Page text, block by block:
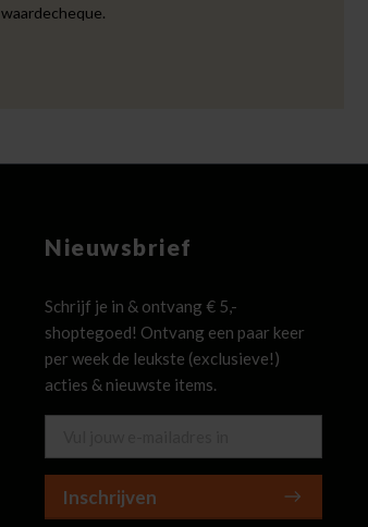
waardecheque.
Nieuwsbrief
Schrijf je in & ontvang € 5,-
shoptegoed! Ontvang een paar keer
per week de leukste (exclusieve!)
acties & nieuwste items.
Inschrijven